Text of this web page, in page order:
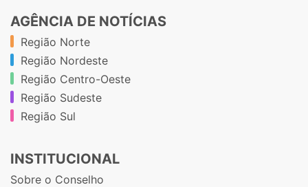
AGÊNCIA DE NOTÍCIAS
Região Norte
Região Nordeste
Região Centro-Oeste
Região Sudeste
Região Sul
INSTITUCIONAL
Sobre o Conselho